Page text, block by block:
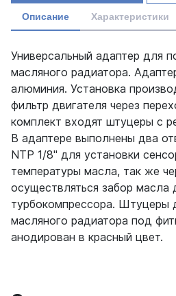
Описание Характеристики
Универсальный адаптер для
масляного радиатора.
алюминия. Установка
фильтр двигателя через
комплект входят штуцеры с
В адаптере выполнены два
NTP 1/8" для установки
температуры масла, так же
осуществляться забор масла
турбокомпрессора. Штуцеры
масляного радиатора под
анодирован в красный цвет.